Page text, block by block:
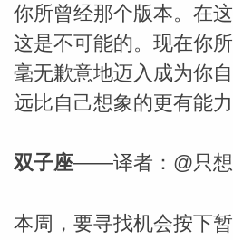
你所曾经那个版本。在
这是不可能的。现在你
毫无歉意地迈入成为你
远比自己想象的更有能力
双子座——译者：@只想
本周，要寻找机会按下